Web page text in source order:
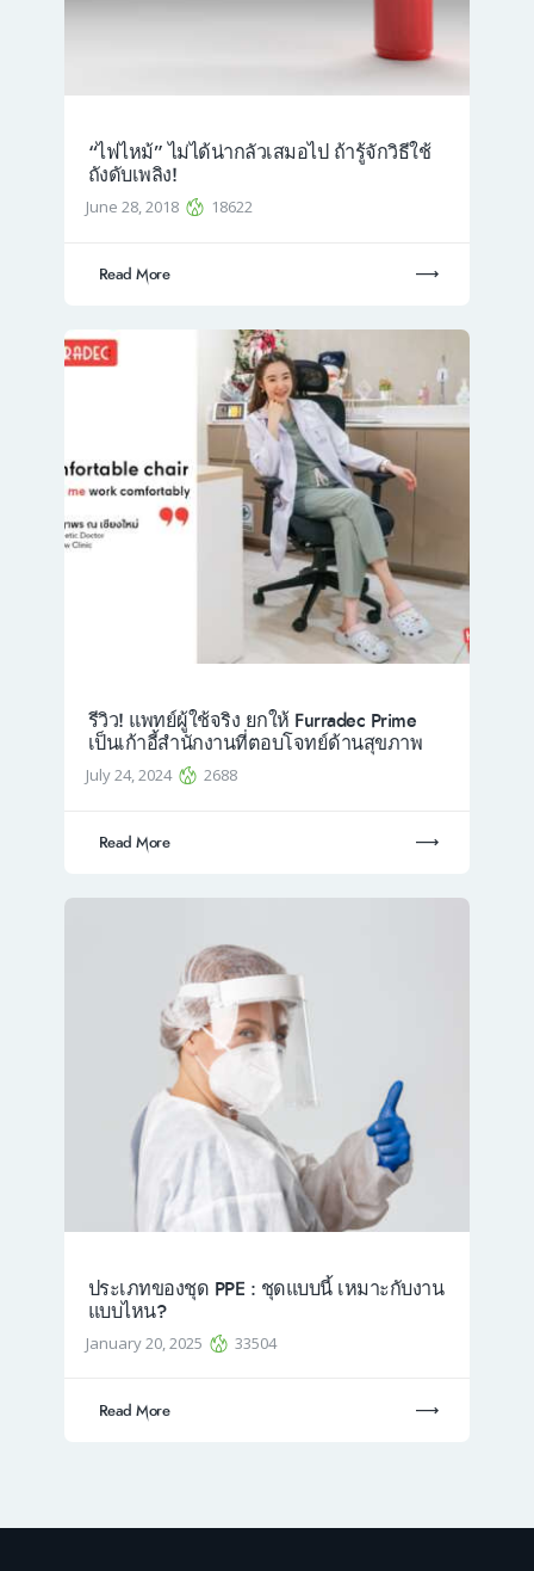
“ไฟไหม้” ไม่ได้น่ากลัวเสมอไป ถ้ารู้จักวิธีใช้
ถังดับเพลิง!
June 28, 2018 18622
Read More
รีวิว! แพทย์ผู้ใช้จริง ยกให้ Furradec Prime
เป็นเก้าอี้สำนักงานที่ตอบโจทย์ด้านสุขภาพ
July 24, 2024 2688
Read More
ประเภทของชุด PPE : ชุดแบบนี้ เหมาะกับงาน
แบบไหน?
January 20, 2025 33504
Read More